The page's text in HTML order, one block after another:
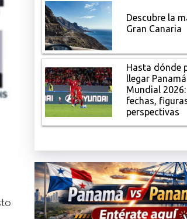
Descubre la
Gran Canaria
Hasta dónde
llegar
Mundial
fechas,
perspectivas